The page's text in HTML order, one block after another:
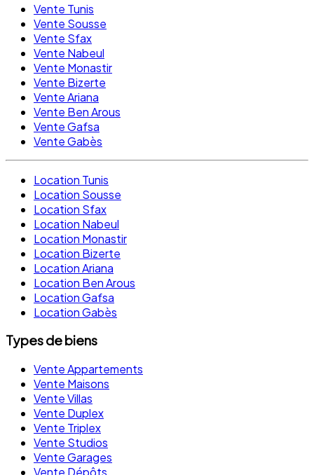
Vente Tunis
Vente Sousse
Vente Sfax
Vente Nabeul
Vente Monastir
Vente Bizerte
Vente Ariana
Vente Ben Arous
Vente Gafsa
Vente Gabès
Location Tunis
Location Sousse
Location Sfax
Location Nabeul
Location Monastir
Location Bizerte
Location Ariana
Location Ben Arous
Location Gafsa
Location Gabès
Types de biens
Vente Appartements
Vente Maisons
Vente Villas
Vente Duplex
Vente Triplex
Vente Studios
Vente Garages
Vente Dépôts